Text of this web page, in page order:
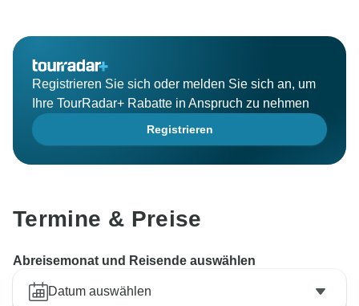
Registrieren Sie sich oder melden Sie sich an, um
Ihre TourRadar+ Rabatte in Anspruch zu nehmen
Registrieren
Termine & Preise
Abreisemonat und Reisende auswählen
Datum auswählen